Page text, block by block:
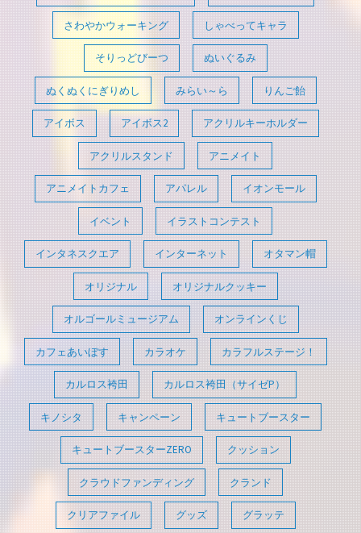
さわやかウォーキング しゃべってキャラ
そりっどびーつ ぬいぐるみ
ぬくぬくにぎりめし みらい～ら りんご飴
アイボス アイボス2 アクリルキーホルダー
アクリルスタンド アニメイト
アニメイトカフェ アパレル イオンモール
イベント イラストコンテスト
インタネスクエア インターネット オタマン帽
オリジナル オリジナルクッキー
オルゴールミュージアム オンラインくじ
カフェあいぼす カラオケ カラフルステージ！
カルロス袴田 カルロス袴田（サイゼP）
キノシタ キャンペーン キュートブースター
キュートブースターZERO クッション
クラウドファンディング クランド
クリアファイル グッズ グラッテ